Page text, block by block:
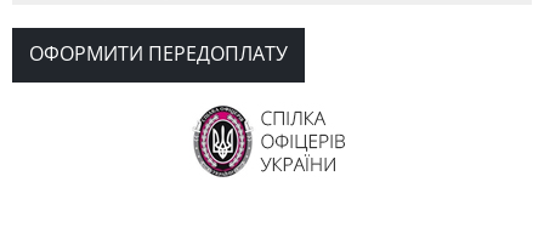
ОФОРМИТИ ПЕРЕДОПЛАТУ